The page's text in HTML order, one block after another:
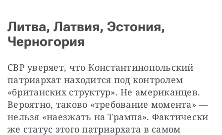
Литва, Латвия, Эстония,
Черногория
СВР уверяет, что Константинопольский
патриархат находится под контролем
«британских структур». Не американцев.
Вероятно, таково «требование момента» —
нельзя «наезжать на Трампа». Фактически
же статус этого патриархата в самом